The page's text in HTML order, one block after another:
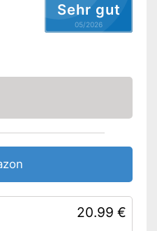
Sehr gut
05/2026
20.99 €